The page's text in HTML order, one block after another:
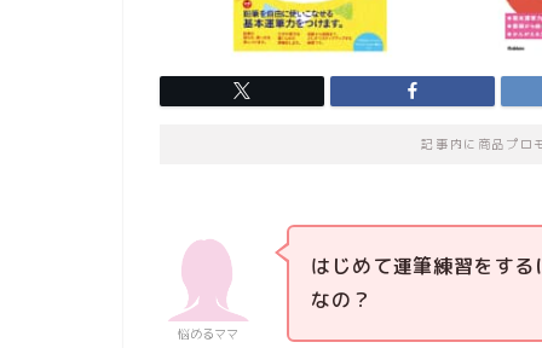
記事内に商品プロ
悩めるママ
はじめて運筆練習をす
なの？